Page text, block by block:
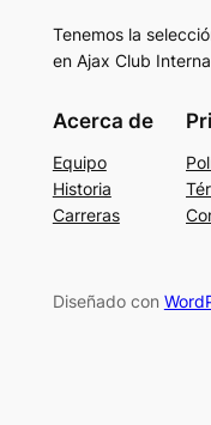
Tenemos la
en Ajax Club
Acerca de
Equipo
Historia
Carreras
Diseñado con